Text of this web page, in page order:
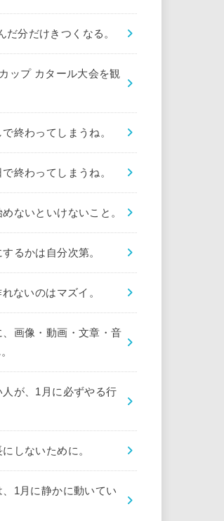
だ分だけきつくなる。
ップ カタール大会を観
終わってしまうね。
終わってしまうね。
ないといけないこと。
るかは自分次第。
ないのはマズイ。
画像・動画・文章・音
が、1月に必ずやる行
しないために。
1月に静かに動いてい